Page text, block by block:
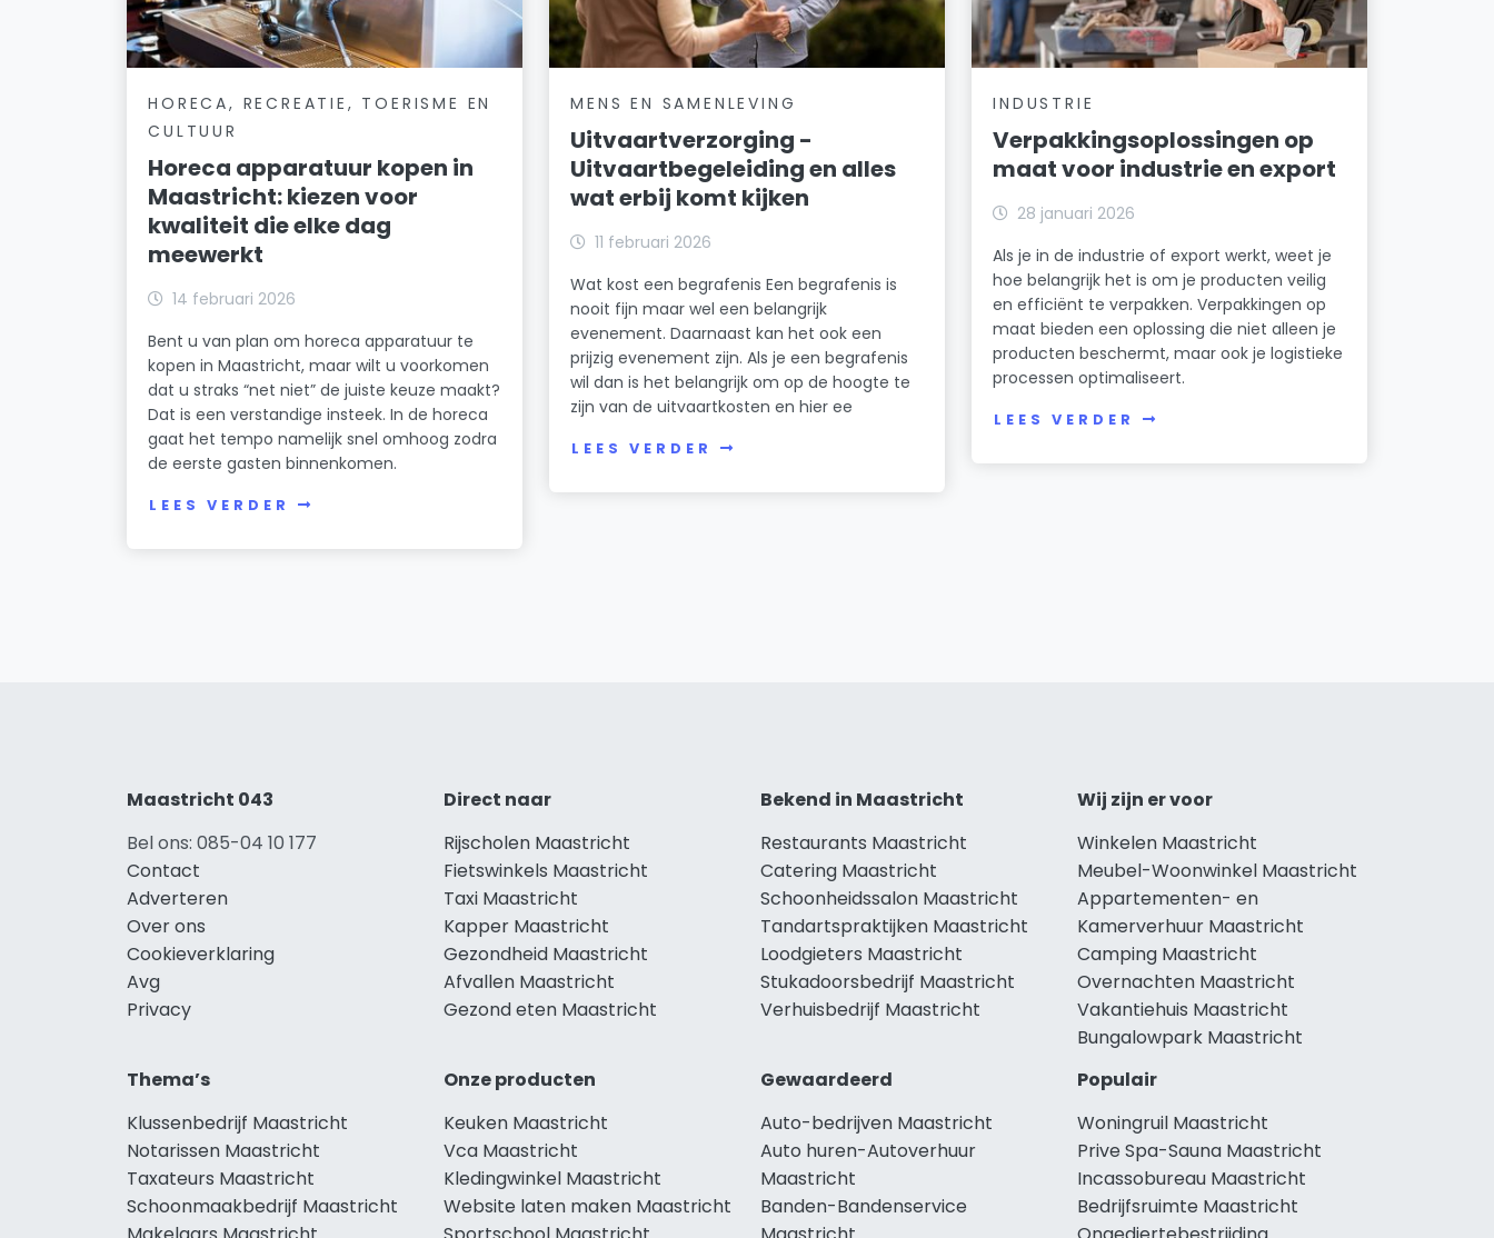
HORECA, RECREATIE, TOERISME EN
CULTUUR
Horeca apparatuur kopen in
Maastricht: kiezen voor
kwaliteit die elke dag
meewerkt
14 februari 2026
Bent u van plan om horeca apparatuur te
kopen in Maastricht, maar wilt u voorkomen
dat u straks “net niet” de juiste keuze maakt?
Dat is een verstandige insteek. In de horeca
gaat het tempo namelijk snel omhoog zodra
de eerste gasten binnenkomen.
LEES VERDER
MENS EN SAMENLEVING
Uitvaartverzorging -
Uitvaartbegeleiding en alles
wat erbij komt kijken
11 februari 2026
Wat kost een begrafenis Een begrafenis is
nooit fijn maar wel een belangrijk
evenement. Daarnaast kan het ook een
prijzig evenement zijn. Als je een begrafenis
wil dan is het belangrijk om op de hoogte te
zijn van de uitvaartkosten en hier ee
LEES VERDER
INDUSTRIE
Verpakkingsoplossingen op
maat voor industrie en export
28 januari 2026
Als je in de industrie of export werkt, weet je
hoe belangrijk het is om je producten veilig
en efficiënt te verpakken. Verpakkingen op
maat bieden een oplossing die niet alleen je
producten beschermt, maar ook je logistieke
processen optimaliseert.
LEES VERDER
Maastricht 043
Bel ons: 085-04 10 177
Contact
Adverteren
Over ons
Cookieverklaring
Avg
Privacy
Direct naar
Rijscholen Maastricht
Fietswinkels Maastricht
Taxi Maastricht
Kapper Maastricht
Gezondheid Maastricht
Afvallen Maastricht
Gezond eten Maastricht
Bekend in Maastricht
Restaurants Maastricht
Catering Maastricht
Schoonheidssalon Maastricht
Tandartspraktijken Maastricht
Loodgieters Maastricht
Stukadoorsbedrijf Maastricht
Verhuisbedrijf Maastricht
Wij zijn er voor
Winkelen Maastricht
Meubel-Woonwinkel Maastricht
Appartementen- en
Kamerverhuur Maastricht
Camping Maastricht
Overnachten Maastricht
Vakantiehuis Maastricht
Bungalowpark Maastricht
Thema’s
Klussenbedrijf Maastricht
Notarissen Maastricht
Taxateurs Maastricht
Schoonmaakbedrijf Maastricht
Onze producten
Keuken Maastricht
Vca Maastricht
Kledingwinkel Maastricht
Website laten maken Maastricht
Gewaardeerd
Auto-bedrijven Maastricht
Auto huren-Autoverhuur
Maastricht
Banden-Bandenservice
Populair
Woningruil Maastricht
Prive Spa-Sauna Maastricht
Incassobureau Maastricht
Bedrijfsruimte Maastricht